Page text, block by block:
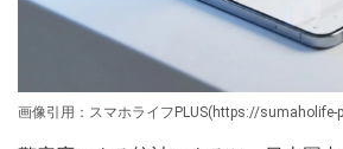
画像引用：スマホライフPLUS(https://